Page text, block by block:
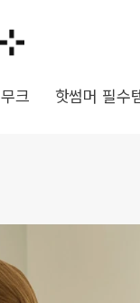
무크 핫썸머 필수